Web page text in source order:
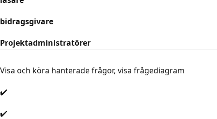
bidragsgivare
Projektadministratörer
Visa och köra hanterade frågor, visa frågediagram
✔️
✔️